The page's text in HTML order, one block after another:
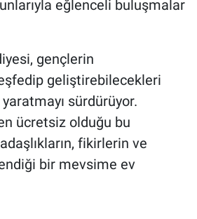
eğlenceli buluşmalar
gençlerin
geliştirebilecekleri
yaratmayı sürdürüyor.
ücretsiz olduğu bu
fikirlerin ve
bir mevsime ev